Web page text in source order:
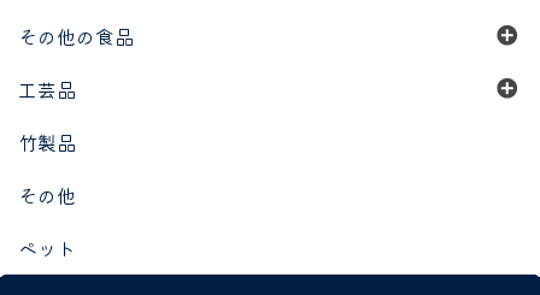
その他の食品
工芸品
竹製品
その他
ペット